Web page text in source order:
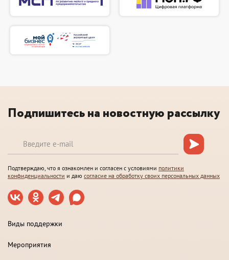
Подпишитесь на новостную рассылку
Подтверждаю, что я ознакомлен и согласен с условиями политики
конфиденциальности и даю согласие на обработку своих персональных данных
Виды поддержки
Мероприятия